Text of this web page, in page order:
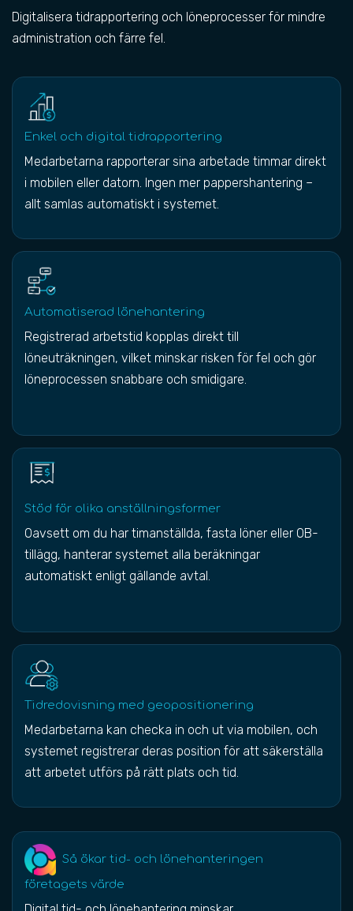
Digitalisera tidrapportering och löneprocesser för mindre
administration och färre fel.
Enkel och digital tidrapportering
Medarbetarna rapporterar sina arbetade timmar direkt
i mobilen eller datorn. Ingen mer pappershantering –
allt samlas automatiskt i systemet.
Automatiserad lönehantering
Registrerad arbetstid kopplas direkt till
löneuträkningen, vilket minskar risken för fel och gör
löneprocessen snabbare och smidigare.
Stöd för olika anställningsformer
Oavsett om du har timanställda, fasta löner eller OB-
tillägg, hanterar systemet alla beräkningar
automatiskt enligt gällande avtal.
Tidredovisning med geopositionering
Medarbetarna kan checka in och ut via mobilen, och
systemet registrerar deras position för att säkerställa
att arbetet utförs på rätt plats och tid.
Så ökar tid- och lönehanteringen
företagets värde